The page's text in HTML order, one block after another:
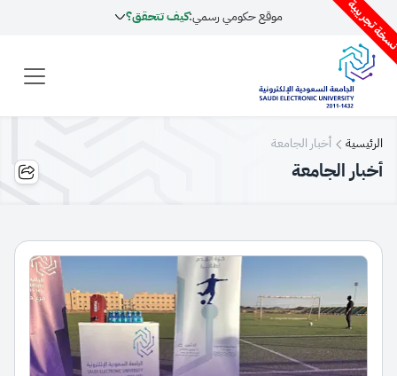
تجريبية موقع حكومي رسمي:كيف تتحقق؟
الرئيسية أخبار الجامعة
أخبار الجامعة